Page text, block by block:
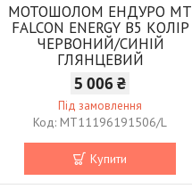
МОТОШОЛОМ ЕНДУРО MT
FALCON ENERGY B5 КОЛІР
ЧЕРВОНИЙ/СИНІЙ
ГЛЯНЦЕВИЙ
5 006 ₴
Під замовлення
MT11196191506/L
Купити